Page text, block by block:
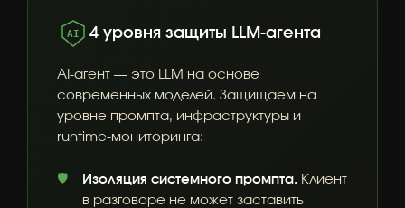
AI 4 уровня защиты LLM-агента
AI-агент — это LLM на основе
современных моделей. Защищаем на
уровне промпта, инфраструктуры и
runtime-мониторинга:
Изоляция системного промпта. Клиент
в разговоре не может заставить